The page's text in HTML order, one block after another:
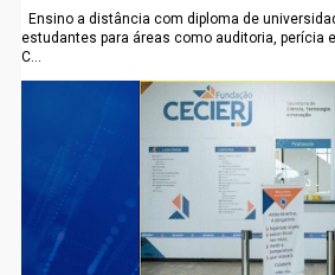
Ensino a distância com diploma de
estudantes para áreas como auditoria, perícia
C...